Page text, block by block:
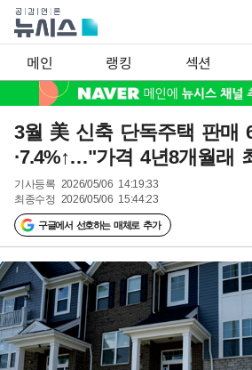
메인 랭킹 섹션
3월 美 신축 단독주택 판매
·7.4%↑…"가격 4년8개월래
기사등록 2026/05/06 14:19:33
최종수정 2026/05/06 15:44:23
구글에서 선호하는 매체로 추가